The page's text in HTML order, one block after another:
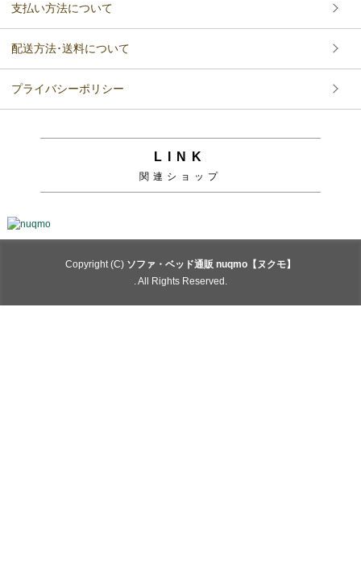
支払い方法について
配送方法･送料について
プライバシーポリシー
LINK
関連ショップ
Copyright (C) ソファ・ベッド通販 nuqmo【ヌクモ】
. All Rights Reserved.